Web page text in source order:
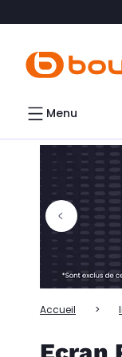
Accéder
Menu
Accueil